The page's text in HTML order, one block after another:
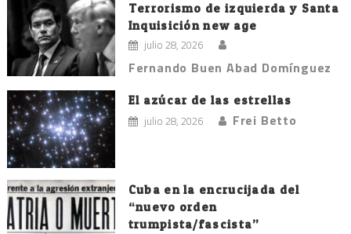
Terrorismo de izquierda y Santa
Inquisición new age
julio 28, 2026
Fernando Buen Abad Domínguez
El azúcar de las estrellas
julio 28, 2026 Frei Betto
Cuba en la encrucijada del
“nuevo orden
trumpista/fascista”